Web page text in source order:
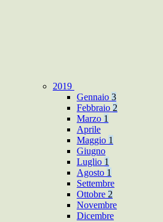
2019
Gennaio 3
Febbraio 2
Marzo 1
Aprile
Maggio 1
Giugno
Luglio 1
Agosto 1
Settembre
Ottobre 2
Novembre
Dicembre